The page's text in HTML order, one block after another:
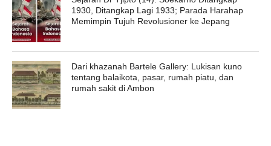
1930, Ditangkap Lagi 1933; Parada Harahap
Memimpin Tujuh Revolusioner ke Jepang
Dari khazanah Bartele Gallery: Lukisan kuno
tentang balaikota, pasar, rumah piatu, dan
rumah sakit di Ambon